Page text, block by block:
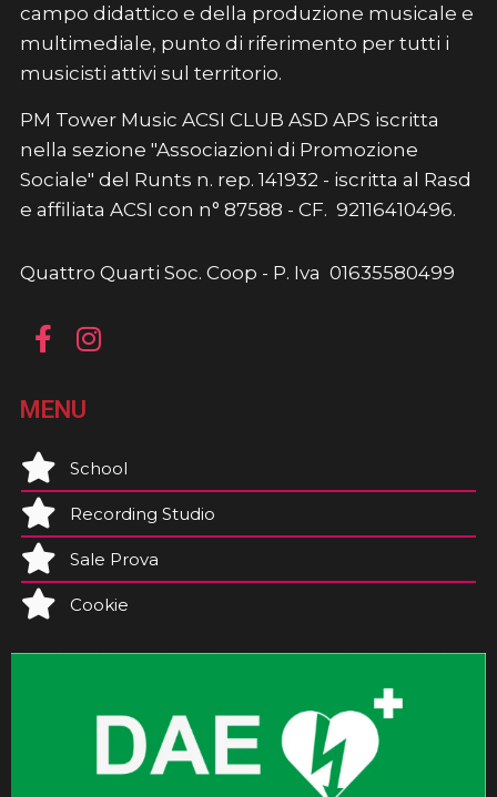
campo didattico e della produzione musicale e
multimediale, punto di riferimento per tutti i
musicisti attivi sul territorio.
PM Tower Music ACSI CLUB ASD APS iscritta
nella sezione "Associazioni di Promozione
Sociale" del Runts n. rep. 141932 - iscritta al Rasd
e affiliata ACSI con n° 87588 - CF. 92116410496.
Quattro Quarti Soc. Coop - P. Iva 01635580499
MENU
School
Recording Studio
Sale Prova
Cookie